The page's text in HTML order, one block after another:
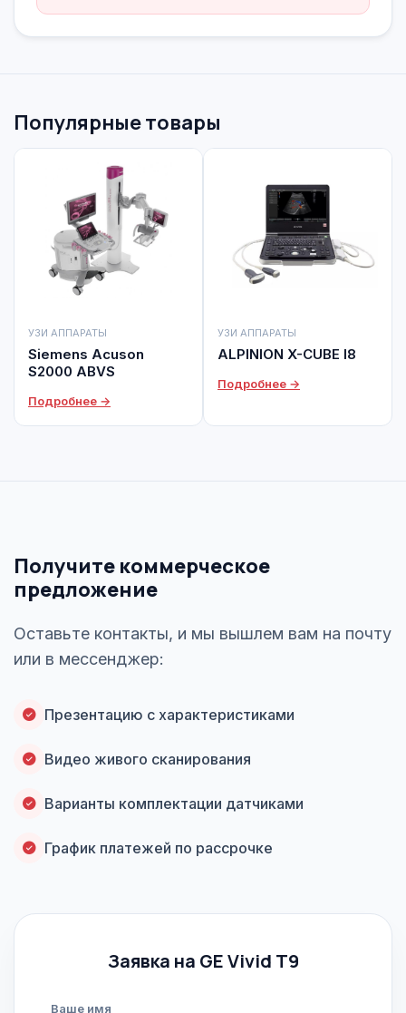
Популярные товары
УЗИ АППАРАТЫ
Siemens Acuson
S2000 ABVS
Подробнее →
УЗИ АППАРАТЫ
ALPINION X-CUBE I8
Подробнее →
Получите коммерческое
предложение
Оставьте контакты, и мы вышлем вам на почту
или в мессенджер:
Презентацию с характеристиками
Видео живого сканирования
Варианты комплектации датчиками
График платежей по рассрочке
Заявка на GE Vivid T9
Ваше имя